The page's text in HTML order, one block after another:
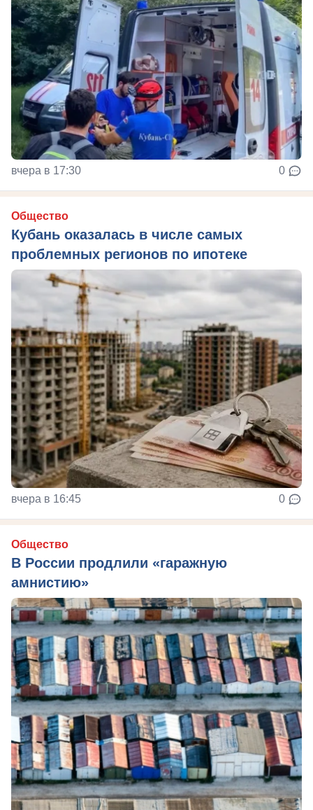
вчера в 17:30 0
Общество
Кубань оказалась в числе самых
проблемных регионов по ипотеке
вчера в 16:45 0
Общество
В России продлили «гаражную
амнистию»